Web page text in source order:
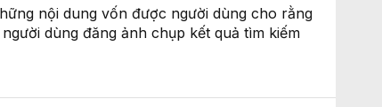
nội dung vốn được người dùng cho rằng
dùng đăng ảnh chụp kết quả tìm kiếm